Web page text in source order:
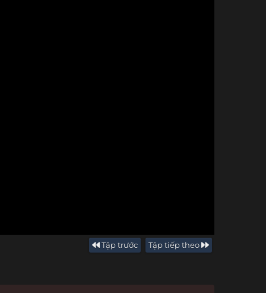
Tập trước Tập tiếp theo